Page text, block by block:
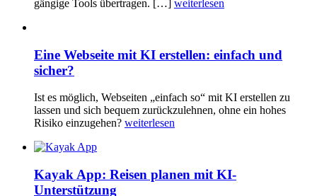
gängige Tools übertragen. […] weiterlesen
Eine Webseite mit KI erstellen: einfach und
sicher?
Ist es möglich, Webseiten „einfach so“ mit KI erstellen zu
lassen und sich bequem zurückzulehnen, ohne ein hohes
Risiko einzugehen? weiterlesen
Kayak App: Reisen planen mit KI-
Unterstützung